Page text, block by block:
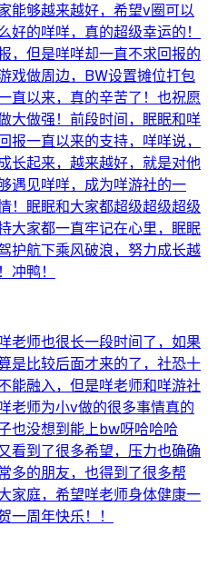
能够越来越好，希望v圈可以
的咩咩，真的超级幸运的！
，但是咩咩却一直不求回报的
戏做周边，BW设置摊位打包
直以来，真的辛苦了！也祝愿
大做强！前段时间，眠眠和咩
报一直以来的支持，咩咩说，
长起来，越来越好，就是对他
遇见咩咩，成为咩游社的一
！眠眠和大家都超级超级超级
大家都一直牢记在心里，眠眠
护航下乘风破浪，努力成长越
冲鸭！
老师也很长一段时间了，如果
是比较后面才来的了，社恐十
能融入，但是咩老师和咩游社
老师为小v做的很多事情真的
也没想到能上bw呀哈哈哈
看到了很多希望，压力也确确
多的朋友，也得到了很多帮
家庭，希望咩老师身体健康一
一周年快乐！！